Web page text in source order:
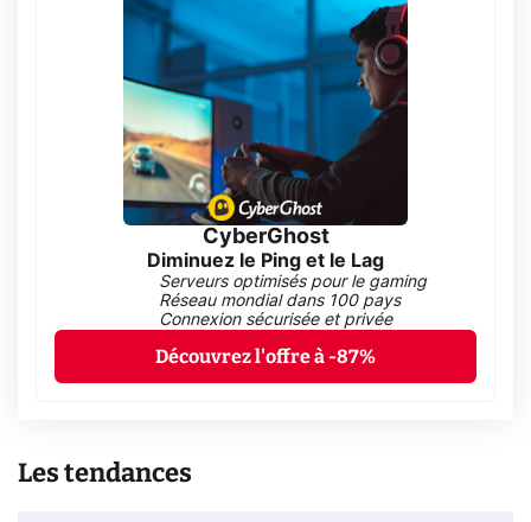
CyberGhost
Diminuez le Ping et le Lag
Serveurs optimisés pour le gaming
Réseau mondial dans 100 pays
Connexion sécurisée et privée
Découvrez l'offre à -87%
Les tendances